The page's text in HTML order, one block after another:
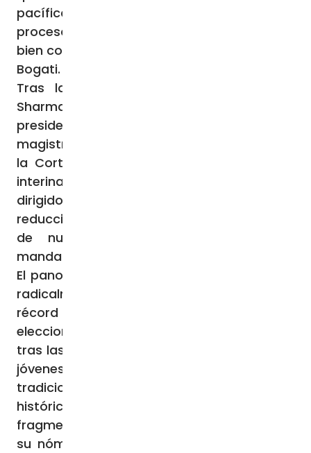
pacífica y transparente, y para que el
proceso político se desarrolle en favor del
bien común de la nación”, concluye el padre
Bogati.
Tras la dimisión del ex primer ministro
Sharma Oli, el 12 de septiembre de 2025, el
presidente Ramchandra Paudel nombró a la
magistrada Sushila Karki, ex presidenta de
la Corte Suprema, como primera ministra
interina. Desde su nombramiento, Karki ha
dirigido la transición política, logrando la
reducción de la violencia y la convocatoria
de nuevas elecciones al finalizar su
mandato.
El panorama político nepales ha cambiado
radicalmente desde septiembre. Un número
récord de 120 partidos se presenta a las
elecciones, incluidos 25 partidos nacidos
tras las protestas, con listas de candidatos
jóvenes que se suman a los partidos
tradicionales. El Congreso Nepalí,
históricamente dominante, se ha
fragmentado, aunque ha buscado renovar
su nómina incluyendo representantes más